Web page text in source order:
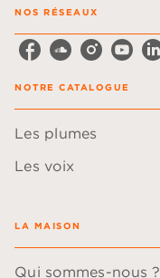
NOS RÉSEAUX
NOTRE CATALOGUE
Les plumes
Les voix
LA MAISON
Qui sommes-nous ?